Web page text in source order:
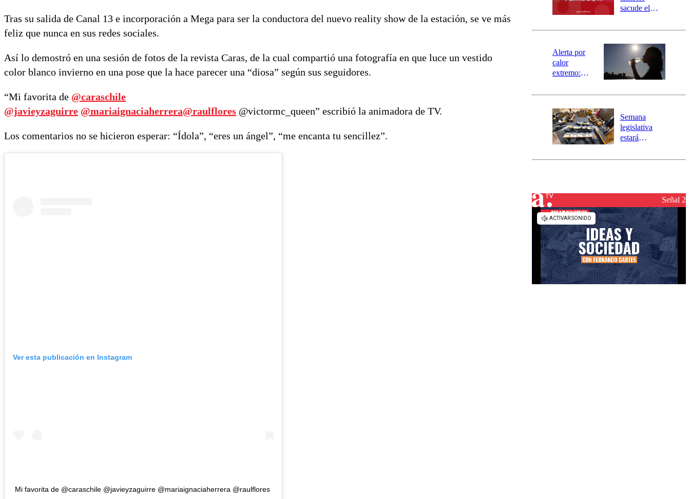
Tras su salida de Canal 13 e incorporación a Mega para ser la conductora del nuevo reality show de la estación, se ve más
feliz que nunca en sus redes sociales.
Así lo demostró en una sesión de fotos de la revista Caras, de la cual compartió una fotografía en que luce un vestido
color blanco invierno en una pose que la hace parecer una “diosa” según sus seguidores.
“Mi favorita de @caraschile
@javieyzaguirre @mariaignaciaherrera@raulflores @victormc_queen” escribió la animadora de TV.
Los comentarios no se hicieron esperar: “Ídola”, “eres un ángel”, “me encanta tu sencillez”.
Ver esta publicación en Instagram
Mi favorita de @caraschile @javieyzaguirre @mariaignaciaherrera @raulflores
mensajería
SAE
sacude el
revisa la
epicentro
Alerta por
calor
extremo:
activa Alerta
Preventiva en
tres comunas
Semana
legislativa
estará
el fin de la
reconstrucciónSeñal 2